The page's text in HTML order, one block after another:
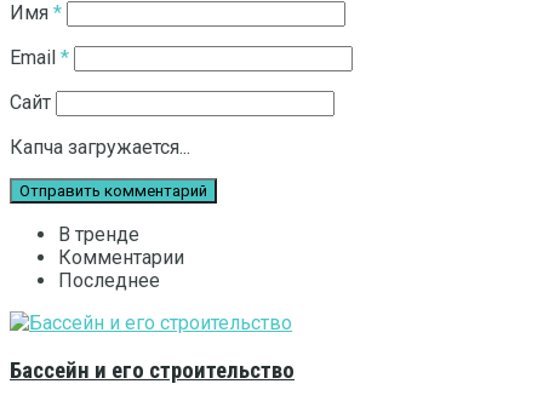
Имя *
Email *
Сайт
Капча загружается...
В тренде
Комментарии
Последнее
Бассейн и его строительство